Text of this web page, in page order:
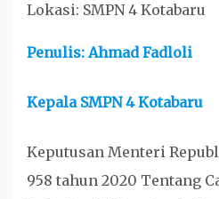
Lokasi: SMPN 4 Kotabaru
Penulis: Ahmad Fadloli
Kepala SMPN 4 Kotabaru
Keputusan Menteri
958 tahun 2020 Tentang